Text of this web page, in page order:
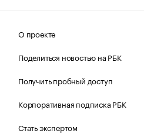
О проекте
Поделиться новостью на РБК
Получить пробный доступ
Корпоративная подписка РБК
Стать экспертом